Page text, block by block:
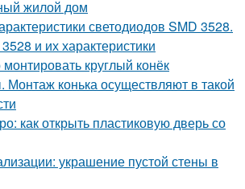
жилой дом
светодиодов SMD 3528.
и их характеристики
круглый конёк
Монтаж конька осуществляют в такой
как открыть пластиковую дверь со
украшение пустой стены в